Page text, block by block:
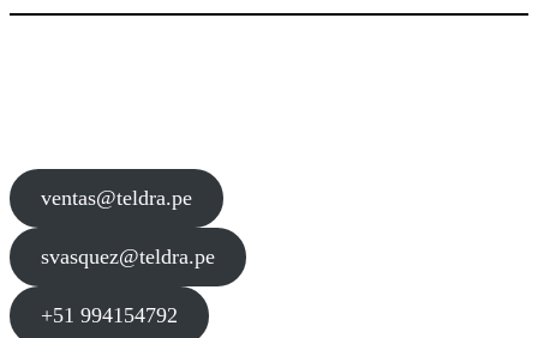
ventas@teldra.pe
svasquez@teldra.pe
+51 994154792